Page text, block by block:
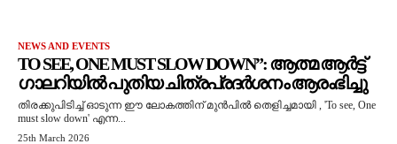
NEWS AND EVENTS
TO SEE, ONE MUST SLOW DOWN”: ആത്മ ആർട്ട്
ഗാലറിയിൽ പുതിയ ചിത്രപ്രദർശനം ആരംഭിച്ചു
തിരക്കുപിടിച്ച് ഓടുന്ന ഈ ലോകത്തിന് മുൻപിൽ തെളിച്ചമായി , 'To see, One
must slow down' എന്ന...
25th March 2026